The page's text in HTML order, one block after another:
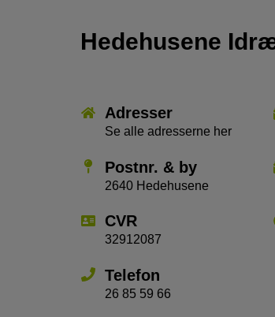
Hedehusene
Adresser
Se alle adresserne her
Postnr. & by
2640 Hedehusene
CVR
32912087
Telefon
26 85 59 66